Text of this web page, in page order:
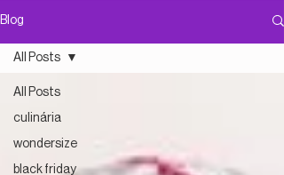
Blog
All Posts
culinária
wondersize
black friday
All Posts